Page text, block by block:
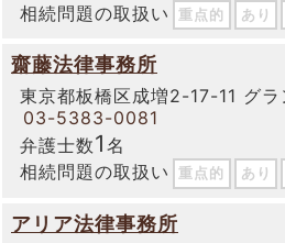
相続問題の取扱い
重点的 あり
齋藤法律事務所
東京都板橋区成増2-17-11 グ
03-5383-0081
弁護士数1 名
相続問題の取扱い
重点的 あり
アリア法律事務所